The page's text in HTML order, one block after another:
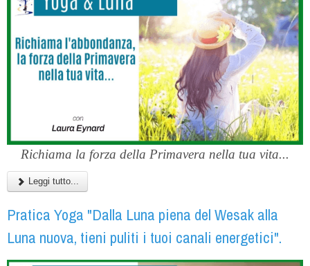
Richiama la forza della Primavera nella tua vita...
Leggi tutto...
Pratica Yoga "Dalla Luna piena del Wesak alla
Luna nuova, tieni puliti i tuoi canali energetici".